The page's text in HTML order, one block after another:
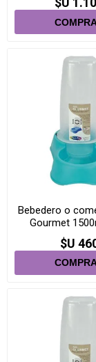
Bebedero o
Gourmet
Tiffany
$U